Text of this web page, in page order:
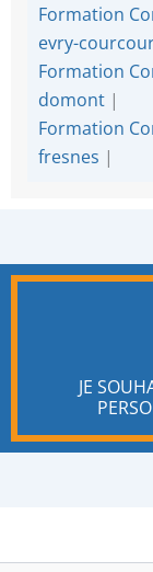
Formation
evry-
Formation
domont |
Formation
fresnes |
JE